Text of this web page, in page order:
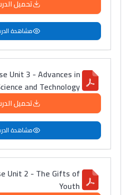
تحميل
مشاهدة
Unit 3 - Advances in
and Technology
تحميل
مشاهدة
Unit 2 - The Gifts of
Youth